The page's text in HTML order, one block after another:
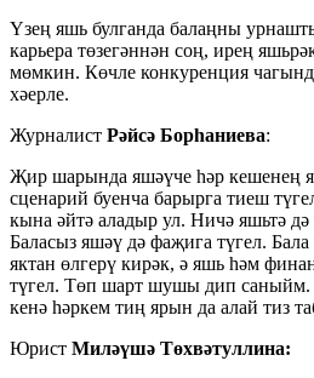
Үзең яшь булганда балаңны
карьера төзегәннән соң, ирең
мөмкин. Көчле конкуренция
хәерле.
Журналист Рәйсә Борһаниева:
Җир шарында яшәүче һәр кешенең
сценарий буенча барырга тиеш
кына әйтә аладыр ул. Ничә яшьтә
Баласыз яшәү дә фаҗига түгел.
яктан өлгерү кирәк, ә яшь һәм
түгел. Төп шарт шушы дип саныйм.
кенә һәркем тиң ярын да алай тиз
Юрист Миләүшә Төхвәтуллина: